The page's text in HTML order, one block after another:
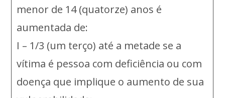
menor de 14 (quatorze) anos é
aumentada de:
I – 1/3 (um terço) até a metade se a
vítima é pessoa com deficiência ou com
doença que implique o aumento de sua